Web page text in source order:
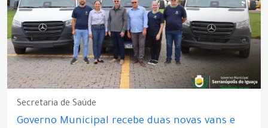
Secretaria de Saúde
Governo Municipal recebe duas novas vans e